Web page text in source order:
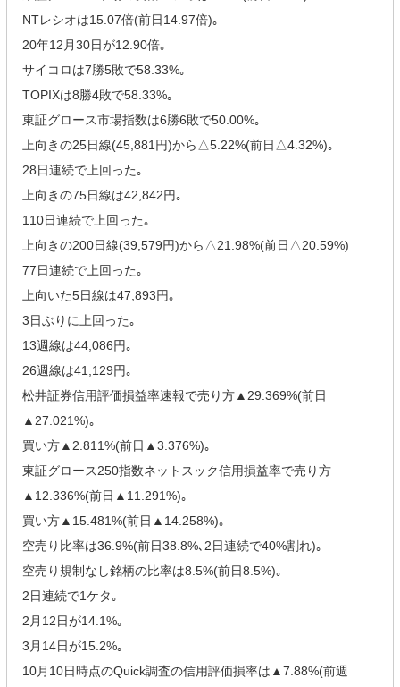
NTレシオは15.07倍(前日14.97倍)｡
20年12月30日が12.90倍｡
サイコロは7勝5敗で58.33%｡
TOPIXは8勝4敗で58.33%｡
東証グロース市場指数は6勝6敗で50.00%｡
上向きの25日線(45,881円)から△5.22%(前日△4.32%)｡
28日連続で上回った｡
上向きの75日線は42,842円｡
110日連続で上回った｡
上向きの200日線(39,579円)から△21.98%(前日△20.59%)
77日連続で上回った｡
上向いた5日線は47,893円｡
3日ぶりに上回った｡
13週線は44,086円｡
26週線は41,129円｡
松井証券信用評価損益率速報で売り方▲29.369%(前日
▲27.021%)｡
買い方▲2.811%(前日▲3.376%)｡
東証グロース250指数ネットスック信用損益率で売り方
▲12.336%(前日▲11.291%)｡
買い方▲15.481%(前日▲14.258%)｡
空売り比率は36.9%(前日38.8%､2日連続で40%割れ)｡
空売り規制なし銘柄の比率は8.5%(前日8.5%)｡
2日連続で1ケタ｡
2月12日が14.1%｡
3月14日が15.2%｡
10月10日時点のQuick調査の信用評価損率は▲7.88%(前週